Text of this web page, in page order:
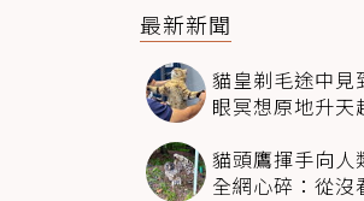
最新新聞
貓皇剃毛途中見
眼冥想原地升天
貓頭鷹揮手向人
全網心碎：從沒